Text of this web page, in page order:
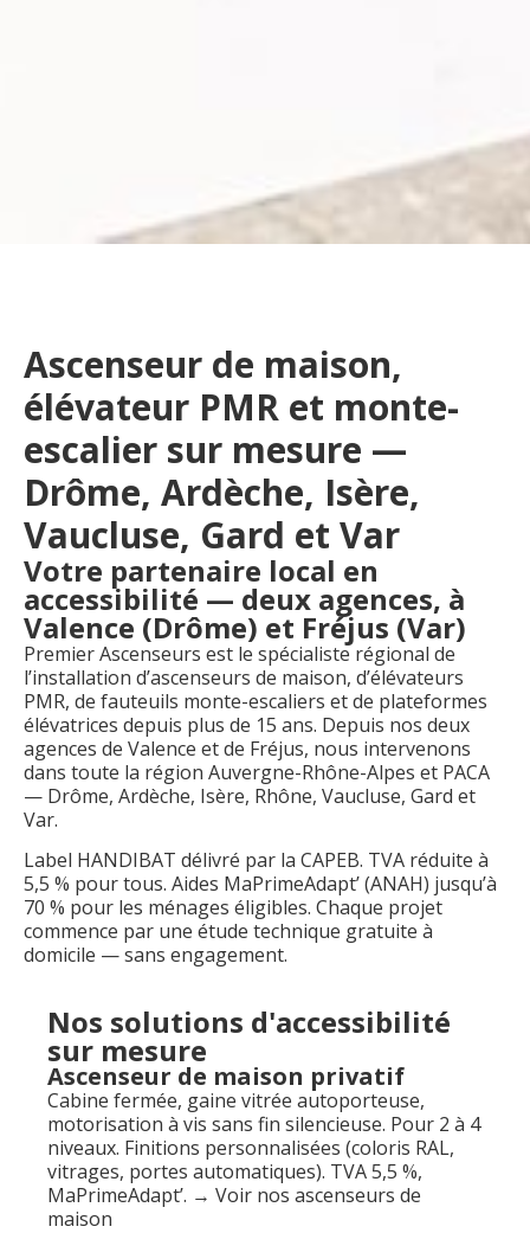
Ascenseur de maison,
élévateur PMR et monte-
escalier sur mesure —
Drôme, Ardèche, Isère,
Vaucluse, Gard et Var
Votre partenaire local en
accessibilité — deux agences, à
Valence (Drôme) et Fréjus (Var)
Premier Ascenseurs est le spécialiste régional de
l’installation d’ascenseurs de maison, d’élévateurs
PMR, de fauteuils monte-escaliers et de plateformes
élévatrices depuis plus de 15 ans. Depuis nos deux
agences de Valence et de Fréjus, nous intervenons
dans toute la région Auvergne-Rhône-Alpes et PACA
— Drôme, Ardèche, Isère, Rhône, Vaucluse, Gard et
Var.
Label HANDIBAT délivré par la CAPEB. TVA réduite à
5,5 % pour tous. Aides MaPrimeAdapt’ (ANAH) jusqu’à
70 % pour les ménages éligibles. Chaque projet
commence par une étude technique gratuite à
domicile — sans engagement.
Nos solutions d'accessibilité
sur mesure
Ascenseur de maison privatif
Cabine fermée, gaine vitrée autoporteuse,
motorisation à vis sans fin silencieuse. Pour 2 à 4
niveaux. Finitions personnalisées (coloris RAL,
vitrages, portes automatiques). TVA 5,5 %,
MaPrimeAdapt’. → Voir nos ascenseurs de
maison